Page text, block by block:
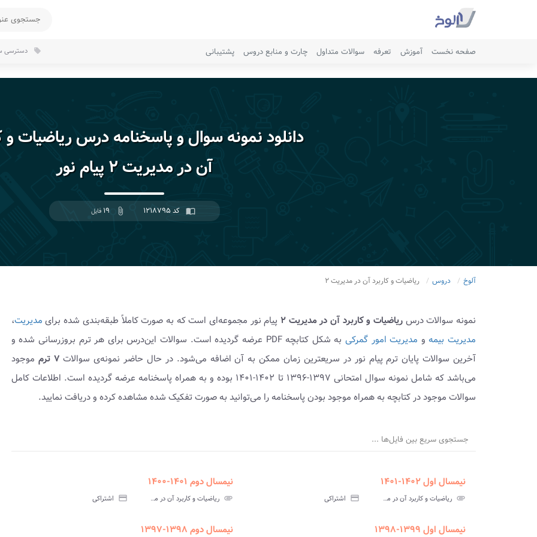
صفحه نخست آموزش تعرفه سوالات متداول چارت و منابع دروس پشتیبانی local_offer دسترسی
دانلود نمونه سوال و پاسخنامه درس ریاضیات و
آن در مدیریت ۲ پیام نور
import_contacts کد ۱۲۱۸۷۹۵ attach_file ۱۹ فایل
آلوخ دروس ریاضیات و کاربرد آن در مدیریت ۲
نمونه سوالات درسریاضیات و کاربرد آن در مدیریت ۲ پیام نور مجموعه‌ای است که به صورت کاملاً طبقه‌بندی شده برای مدیریت،
مدیریت بیمه و مدیریت امور گمرکی
به شکل کتابچه PDF عرضه گردیده است. سوالات این‌درس برای هر ترم بروزرسانی شده و
آخرین سوالات پایان ترم پیام نور در سریعترین زمان ممکن به آن اضافه می‌شود. در حال حاضر نمونه‌ی سوالات ۷ ترم
موجود
می‌باشد که شامل نمونه سوال امتحانی ۱۳۹۷-۱۳۹۶ تا ۱۴۰۲-۱۴۰۱ بوده و به همراه پاسخنامه عرضه گردیده است. اطلاعات کامل
سوالات موجود در کتابچه به همراه موجود بودن پاسخنامه را می‌توانید به صورت تفکیک شده مشاهده کرده و دریافت نمایید.
جستجوی سریع بین فایل‌ها ...
نیمسال اول ۱۴۰۲-۱۴۰۱
attachment ریاضیات و کاربرد آن در مدیریت ۲ پیام نور credit_card اشتراکی
سوالات
آزمون
نیمسال دوم ۱۴۰۱-۱۴۰۰
attachment ریاضیات و کاربرد آن در مدیریت ۲ پیام نور credit_card اشتراکی
نیمسال اول ۱۳۹۹-۱۳۹۸ نیمسال دوم ۱۳۹۸-۱۳۹۷